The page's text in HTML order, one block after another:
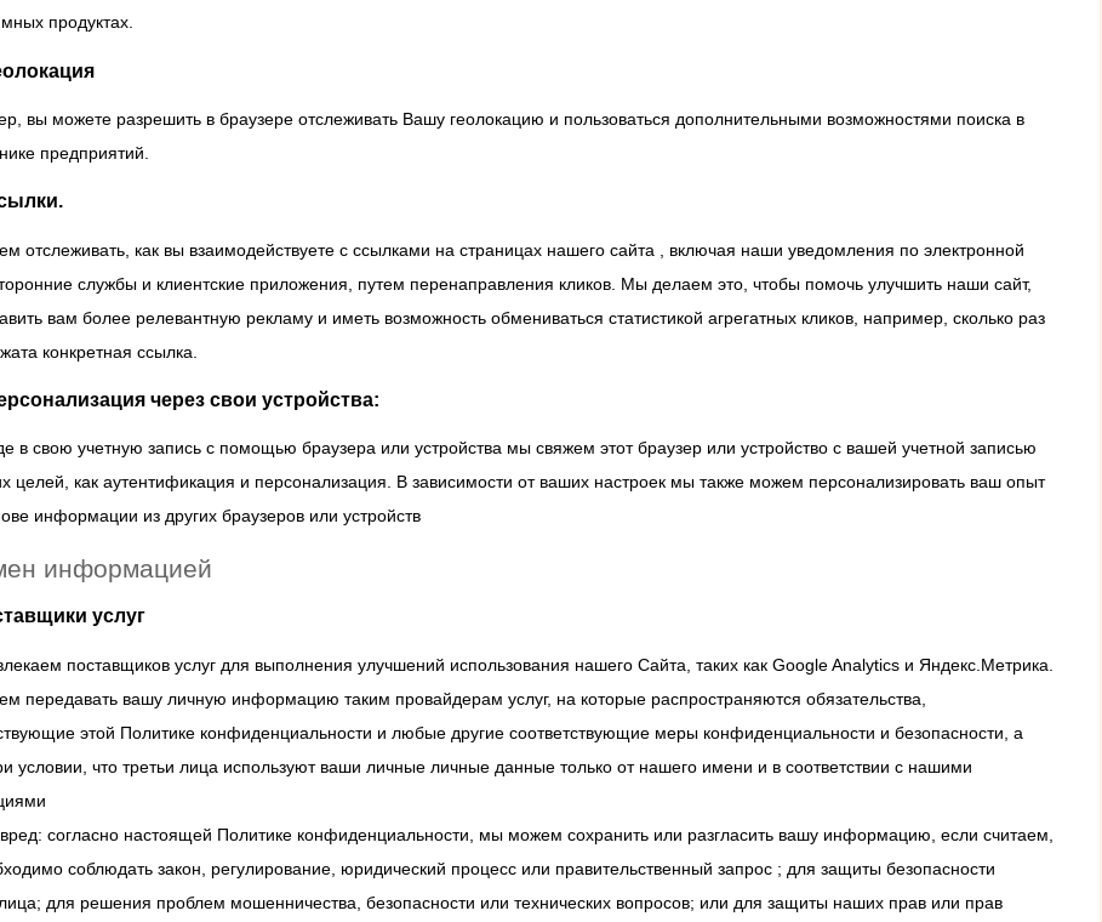
продуктах.
вы можете разрешить в браузере отслеживать Вашу геолокацию и пользоваться дополнительными возможностями поиска в
предприятий.
отслеживать, как вы взаимодействуете с ссылками на страницах нашего сайта , включая наши уведомления по электронной
службы и клиентские приложения, путем перенаправления кликов. Мы делаем это, чтобы помочь улучшить наши сайт,
вам более релевантную рекламу и иметь возможность обмениваться статистикой агрегатных кликов, например, сколько раз
конкретная ссылка.
через свои устройства:
в свою учетную запись с помощью браузера или устройства мы свяжем этот браузер или устройство с вашей учетной записью
целей, как аутентификация и персонализация. В зависимости от ваших настроек мы также можем персонализировать ваш опыт
информации из других браузеров или устройств
информацией
услуг
поставщиков услуг для выполнения улучшений использования нашего Сайта, таких как Google Analytics и Яндекс.Метрика.
передавать вашу личную информацию таким провайдерам услуг, на которые распространяются обязательства,
этой Политике конфиденциальности и любые другие соответствующие меры конфиденциальности и безопасности, а
условии, что третьи лица используют ваши личные личные данные только от нашего имени и в соответствии с нашими
согласно настоящей Политике конфиденциальности, мы можем сохранить или разгласить вашу информацию, если считаем,
соблюдать закон, регулирование, юридический процесс или правительственный запрос ; для защиты безопасности
для решения проблем мошенничества, безопасности или технических вопросов; или для защиты наших прав или прав